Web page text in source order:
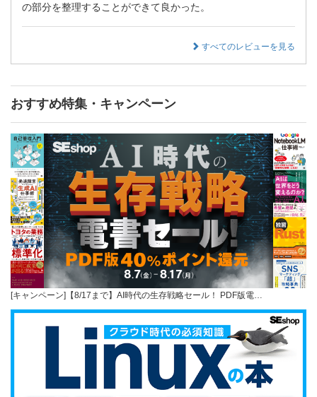
の部分を整理することができて良かった。
すべてのレビューを見る
おすすめ特集・キャンペーン
[キャンペーン]【8/17まで】AI時代の生存戦略セール！ PDF版電…